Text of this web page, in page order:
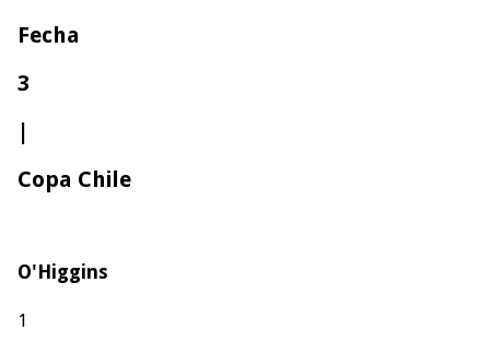
Fecha
3
|
Copa Chile
O'Higgins
1